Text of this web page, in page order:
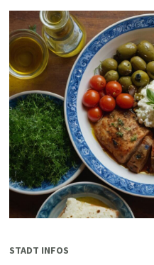
STADT INFOS